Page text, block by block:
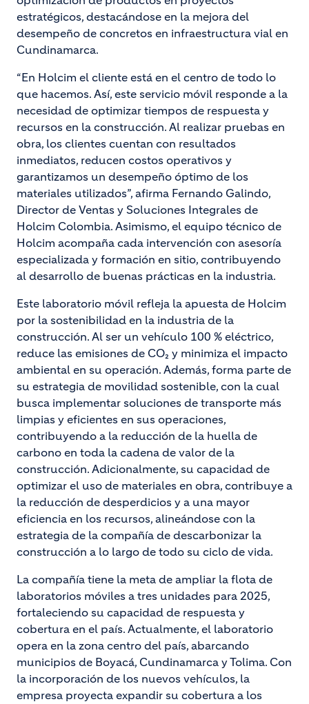
estratégicos, destacándose en la mejora del
desempeño de concretos en infraestructura vial en
Cundinamarca.
“En Holcim el cliente está en el centro de todo lo
que hacemos. Así, este servicio móvil responde a la
necesidad de optimizar tiempos de respuesta y
recursos en la construcción. Al realizar pruebas en
obra, los clientes cuentan con resultados
inmediatos, reducen costos operativos y
garantizamos un desempeño óptimo de los
materiales utilizados”, afirma Fernando Galindo,
Director de Ventas y Soluciones Integrales de
Holcim Colombia. Asimismo, el equipo técnico de
Holcim acompaña cada intervención con asesoría
especializada y formación en sitio, contribuyendo
al desarrollo de buenas prácticas en la industria.
Este laboratorio móvil refleja la apuesta de Holcim
por la sostenibilidad en la industria de la
construcción. Al ser un vehículo 100 % eléctrico,
reduce las emisiones de CO₂ y minimiza el impacto
ambiental en su operación. Además, forma parte de
su estrategia de movilidad sostenible, con la cual
busca implementar soluciones de transporte más
limpias y eficientes en sus operaciones,
contribuyendo a la reducción de la huella de
carbono en toda la cadena de valor de la
construcción. Adicionalmente, su capacidad de
optimizar el uso de materiales en obra, contribuye a
la reducción de desperdicios y a una mayor
eficiencia en los recursos, alineándose con la
estrategia de la compañía de descarbonizar la
construcción a lo largo de todo su ciclo de vida.
La compañía tiene la meta de ampliar la flota de
laboratorios móviles a tres unidades para 2025,
fortaleciendo su capacidad de respuesta y
cobertura en el país. Actualmente, el laboratorio
opera en la zona centro del país, abarcando
municipios de Boyacá, Cundinamarca y Tolima. Con
la incorporación de los nuevos vehículos, la
empresa proyecta expandir su cobertura a los